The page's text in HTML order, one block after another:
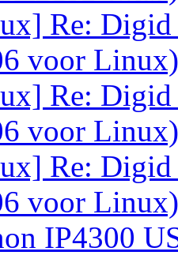
Re: Digid
voor
Re: Digid
voor
Re: Digid
voor
IP4300